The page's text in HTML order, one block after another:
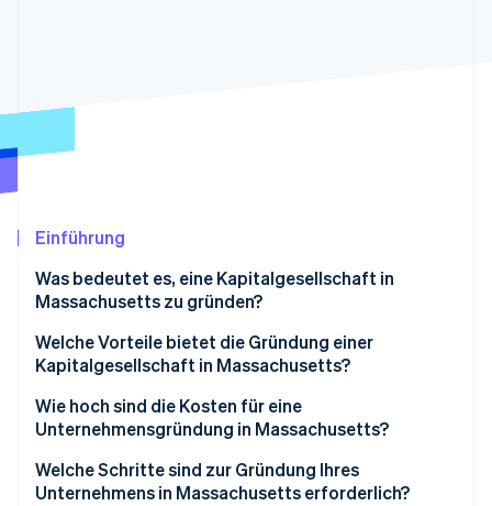
CO₂-Entnahme
Identity
Stripe-Sessions 2026
Erfahren Sie, wie Stripe Lösungen für die
Jetzt ansehen
Einführung
Was bedeutet es, eine Kapitalgesellschaft in
Massachusetts zu gründen?
Welche Vorteile bietet die Gründung einer
Kapitalgesellschaft in Massachusetts?
Moderne, mit der nationalen Ebene abgestimmte
Gesetze
Verwaltung und öffentliche Eintragung in Echtzeit
Wie hoch sind die Kosten für eine
Unternehmensgründung in Massachusetts?
Welche Schritte sind zur Gründung Ihres
Unternehmens in Massachusetts erforderlich?